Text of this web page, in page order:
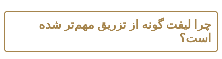
چرا لیفت گونه از تزریق مهم‌تر شده
است؟